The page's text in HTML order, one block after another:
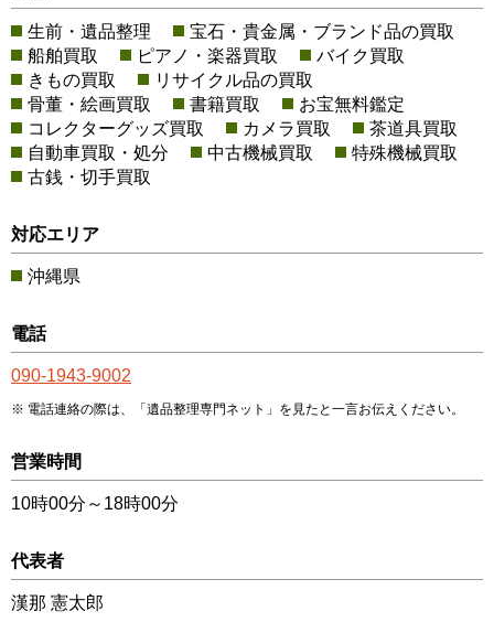
生前・遺品整理
宝石・貴金属・ブランド品の買取
船舶買取
ピアノ・楽器買取
バイク買取
きもの買取
リサイクル品の買取
骨董・絵画買取
書籍買取
お宝無料鑑定
コレクターグッズ買取
カメラ買取
茶道具買取
自動車買取・処分
中古機械買取
特殊機械買取
古銭・切手買取
対応エリア
沖縄県
電話
090-1943-9002
電話連絡の際は、「遺品整理専門ネット」を見たと一言お伝えください。
営業時間
10時00分～18時00分
代表者
漢那 憲太郎